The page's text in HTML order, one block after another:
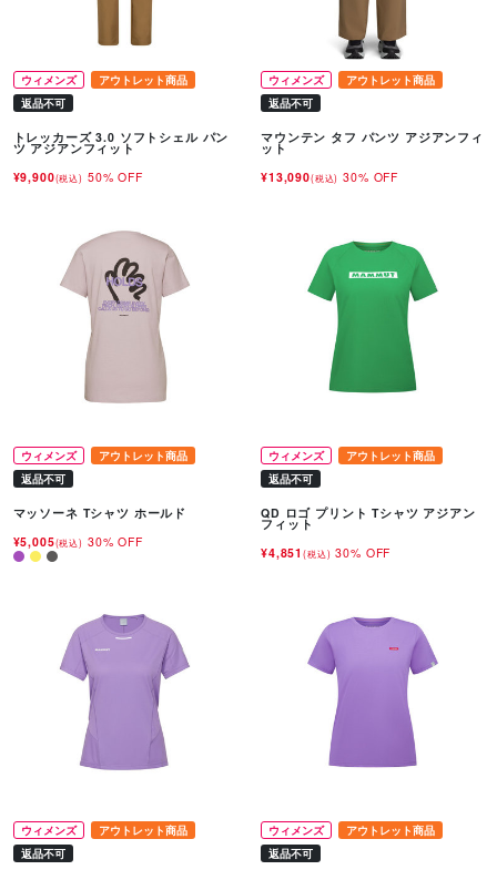
ウィメンズ
アウトレット商品
返品不可
トレッカーズ 3.0 ソフトシェル パン
ツ アジアンフィット
¥9,900(税込) 50% OFF
ウィメンズ
アウトレット商品
返品不可
マウンテン タフ パンツ アジアンフィ
ット
¥13,090(税込) 30% OFF
ウィメンズ
アウトレット商品
返品不可
マッソーネ Tシャツ ホールド
¥5,005(税込) 30% OFF
ウィメンズ
アウトレット商品
返品不可
QD ロゴ プリント Tシャツ アジアン
フィット
¥4,851(税込) 30% OFF
ウィメンズ
アウトレット商品
返品不可
ウィメンズ
アウトレット商品
返品不可